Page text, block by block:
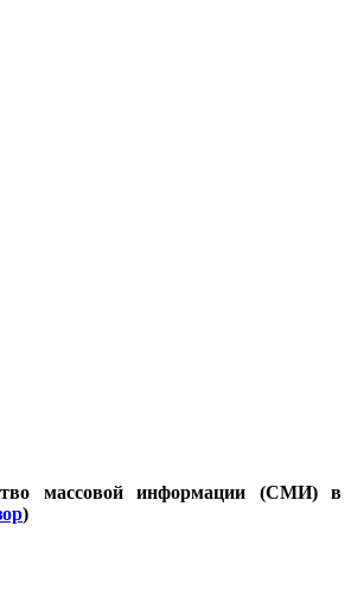
массовой информации (СМИ) в
)